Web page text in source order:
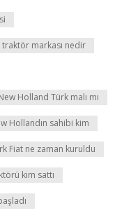
traktör markası nedir
Holland Türk malı mı
Hollandın sahibi kim
Fiat ne zaman kuruldu
kim sattı